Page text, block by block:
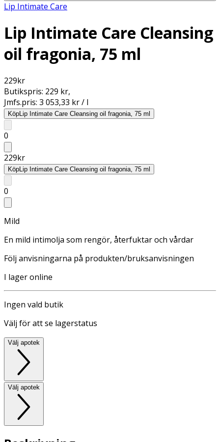
Lip Intimate Care
Lip Intimate Care Cleansing
oil fragonia, 75 ml
229kr
Butikspris: 229 kr,
Jmfs.pris: 3 053,33 kr / l
KöpLip Intimate Care Cleansing oil fragonia, 75 ml
0
229kr
KöpLip Intimate Care Cleansing oil fragonia, 75 ml
0
Mild
En mild intimolja som rengör, återfuktar och vårdar
Följ anvisningarna på produkten/bruksanvisningen
I lager online
Ingen vald butik
Välj för att se lagerstatus
Välj apotek
Välj apotek